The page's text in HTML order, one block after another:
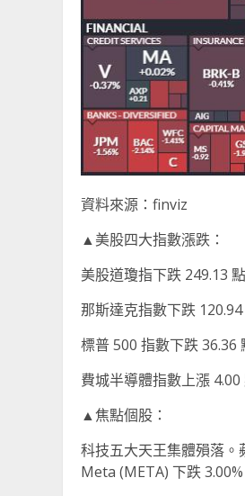
資料來源：finviz
▲美股四大指數漲跌：
美股道瓊指下跌 249.13
那斯達克指數下跌
標普 500 指數下跌 36.36
費城半導體指數上漲 4.00
▲焦點個股：
科技五大天王集體殞落。
Meta (META) 下跌